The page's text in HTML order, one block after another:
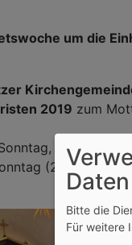
um die
2019 zum
den 13.
(20. Januar)
Bitte die
Für weitere